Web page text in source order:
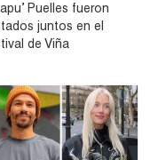
Puelles fueron
juntos en el
de Viña